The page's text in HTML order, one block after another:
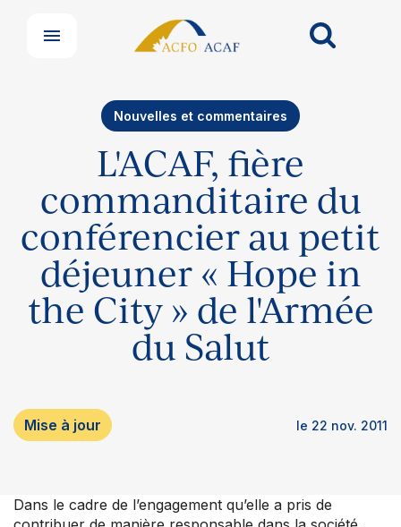
Nos groupes
Centre de soutien aux membres
Nouvelles et commentaires
Votre adhésion et programmes
Nouvelles et commentaires
L'ACAF, fière
commanditaire du
conférencier au petit
déjeuner « Hope in
the City » de l'Armée
du Salut
Mise à jour le 22 nov. 2011
Dans le cadre de l’engagement qu’elle a pris de